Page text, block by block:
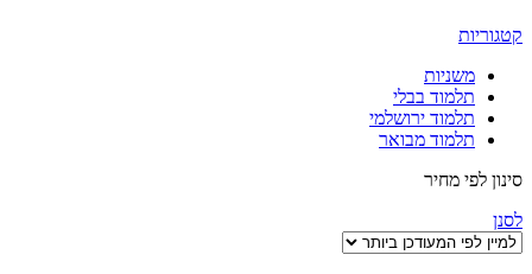
קטגוריות
משניות
תלמוד בבלי
תלמוד ירושלמי
תלמוד מבואר
סינון לפי מחיר
לסנן